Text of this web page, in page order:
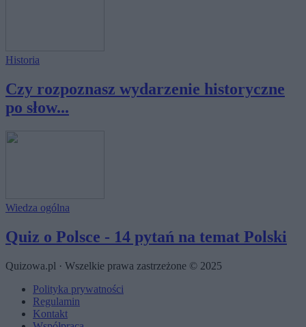
Historia
Czy rozpoznasz wydarzenie historyczne
po słow...
Wiedza ogólna
Quiz o Polsce - 14 pytań na temat Polski
Quizowa.pl · Wszelkie prawa zastrzeżone © 2025
Polityka prywatności
Regulamin
Kontakt